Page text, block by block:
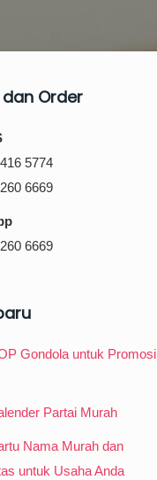
Order
5774
6669
6669
Gondola untuk Promosi
Partai Murah
Nama Murah dan
untuk Usaha Anda